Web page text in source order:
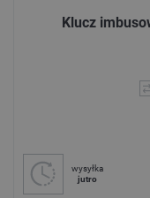
Klucz
wysyłka
jutro